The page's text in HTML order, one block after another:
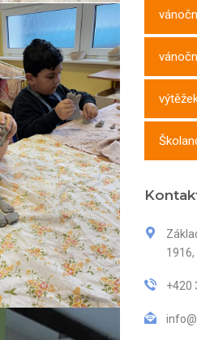
+420